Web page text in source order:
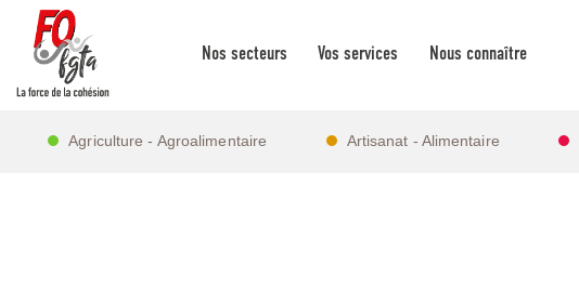
Nos secteurs Vos services Nous connaître
Agriculture - Agroalimentaire Artisanat - Alimentaire